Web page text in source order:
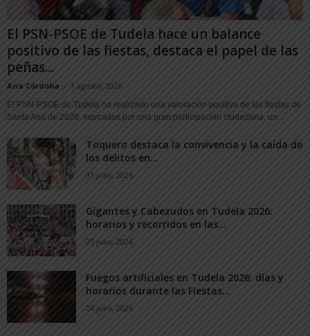
El PSN-PSOE de Tudela hace un balance
positivo de las fiestas, destaca el papel de las
peñas...
Ana Córdoba - 1 agosto, 2026
El PSN-PSOE de Tudela ha realizado una valoración positiva de las fiestas de
Santa Ana de 2026, marcadas por una gran participación ciudadana, un...
Toquero destaca la convivencia y la caída de
los delitos en...
31 julio, 2026
Gigantes y Cabezudos en Tudela 2026:
horarios y recorridos en las...
25 julio, 2026
Fuegos artificiales en Tudela 2026: días y
horarios durante las Fiestas...
24 julio, 2026